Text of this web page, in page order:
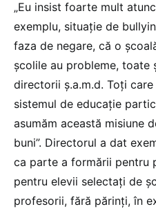
„Eu insist foarte mult
exemplu, situație de
faza de negare, că o
școlile au probleme,
directorii ș.a.m.d. Toți
sistemul de educație
asumăm această misiune
buni”. Directorul a dat
ca parte a formării pentru
pentru elevii selectați de
profesorii, fără părinți, în